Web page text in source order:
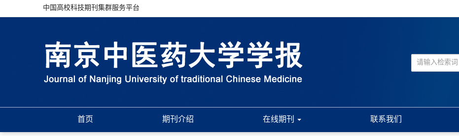
中国高校科技期刊集群服务平台
首页 期刊介绍 在线期刊 联系我们